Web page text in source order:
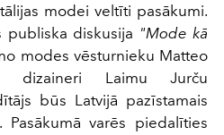
modei veltīti pasākumi.
publiska diskusija "Mode kā
modes vēsturnieku Matteo
dizaineri Laimu Jurču
būs Latvijā pazīstamais
Pasākumā varēs piedalīties